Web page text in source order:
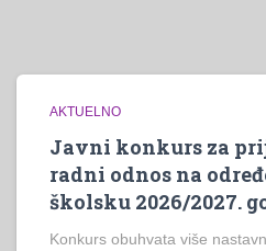
AKTUELNO
Javni konkurs za
radni odnos na
školsku 2026/2027.
Konkurs obuhvata više